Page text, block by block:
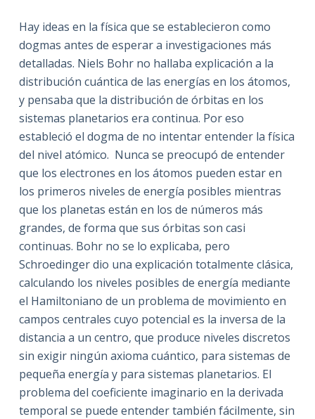
Hay ideas en la física que se establecieron como
dogmas antes de esperar a investigaciones más
detalladas. Niels Bohr no hallaba explicación a la
distribución cuántica de las energías en los átomos,
y pensaba que la distribución de órbitas en los
sistemas planetarios era continua. Por eso
estableció el dogma de no intentar entender la física
del nivel atómico. Nunca se preocupó de entender
que los electrones en los átomos pueden estar en
los primeros niveles de energía posibles mientras
que los planetas están en los de números más
grandes, de forma que sus órbitas son casi
continuas. Bohr no se lo explicaba, pero
Schroedinger dio una explicación totalmente clásica,
calculando los niveles posibles de energía mediante
el Hamiltoniano de un problema de movimiento en
campos centrales cuyo potencial es la inversa de la
distancia a un centro, que produce niveles discretos
sin exigir ningún axioma cuántico, para sistemas de
pequeña energía y para sistemas planetarios. El
problema del coeficiente imaginario en la derivada
temporal se puede entender también fácilmente, sin